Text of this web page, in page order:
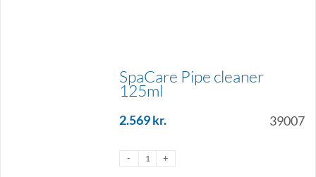
SpaCare Pipe cleaner
125ml
2.569kr. 39007